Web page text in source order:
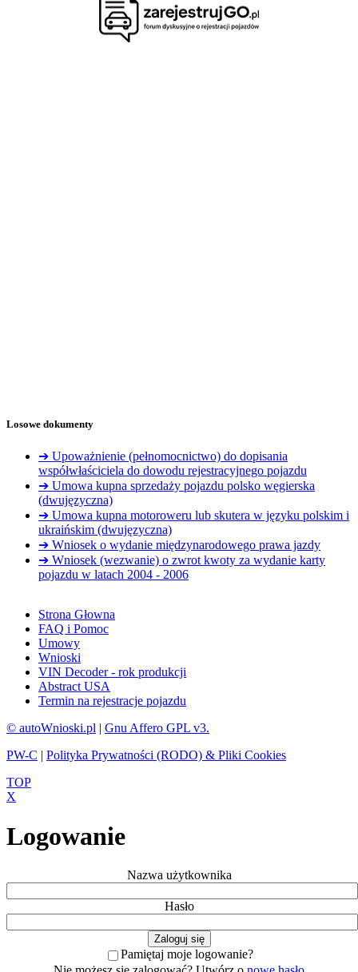
Losowe dokumenty
➔ Upoważnienie (pełnomocnictwo) do dopisania
współwłaściciela do dowodu rejestracyjnego pojazdu
➔ Umowa kupna sprzedaży pojazdu polsko węgierska
(dwujęzyczna)
➔ Umowa kupna motoroweru lub skutera w języku polskim i
ukraińskim (dwujęzyczna)
➔ Wniosek o wydanie międzynarodowego prawa jazdy
➔ Wniosek (wezwanie) o zwrot kwoty za wydanie karty
pojazdu w latach 2004 - 2006
Strona Głowna
FAQ i Pomoc
Umowy
Wnioski
VIN Decoder - rok produkcji
Abstract USA
Termin na rejestracje pojazdu
© autoWnioski.pl | Gnu Affero GPL v3.
PW-C | Polityka Prywatności (RODO) & Pliki Cookies
TOP
X
Logowanie
Nazwa użytkownika
Hasło
Pamiętaj moje logowanie?